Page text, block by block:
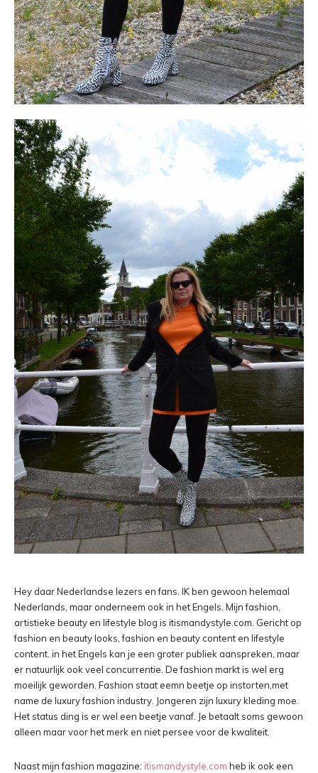
Hey daar Nederlandse lezers en fans. IK ben gewoon helemaal
Nederlands, maar onderneem ook in het Engels. Mijn fashion,
artistieke beauty en lifestyle blog is itismandystyle.com. Gericht op
fashion en beauty looks, fashion en beauty content en lifestyle
content. in het Engels kan je een groter publiek aanspreken, maar
er natuurlijk ook veel concurrentie. De fashion markt is wel erg
moeilijk geworden. Fashion staat eemn beetje op instorten,met
name de luxury fashion industry. Jongeren zijn luxury kleding moe.
Het status ding is er wel een beetje vanaf. Je betaalt soms gewoon
alleen maar voor het merk en niet persee voor de kwaliteit.
Naast mijn fashion magazine: itismandystyle.com heb ik ook een